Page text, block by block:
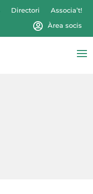
Directori
Associa’t!
Àrea socis